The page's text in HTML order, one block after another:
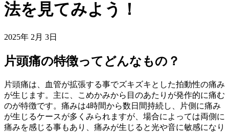
法を見てみよう！
2025年 2月 3日
片頭痛の特徴ってどんなもの？
片頭痛は、血管が拡張する事でズキズキとした拍動性の痛み
が生じます。主に、こめかみから目のあたりが発作的に痛む
のが特徴です。痛みは4時間から数日間持続し、片側に痛み
が生じるケースが多くみられますが、場合によっては両側に
痛みを感じる事もあり、痛みが生じると光や音に敏感になり